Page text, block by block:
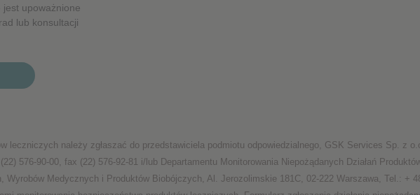
upoważnione
lub konsultacji
leczniczych należy zgłaszać do przedstawiciela podmiotu odpowiedzialnego, GSK Services Sp. z
576-90-00, fax (22) 576-92-81 i/lub Departamentu Monitorowania Niepożądanych Działań
Wyrobów Medycznych i Produktów Biobójczych, Al. Jerozolimskie 181C, 02-222 Warszawa, Tel.: +